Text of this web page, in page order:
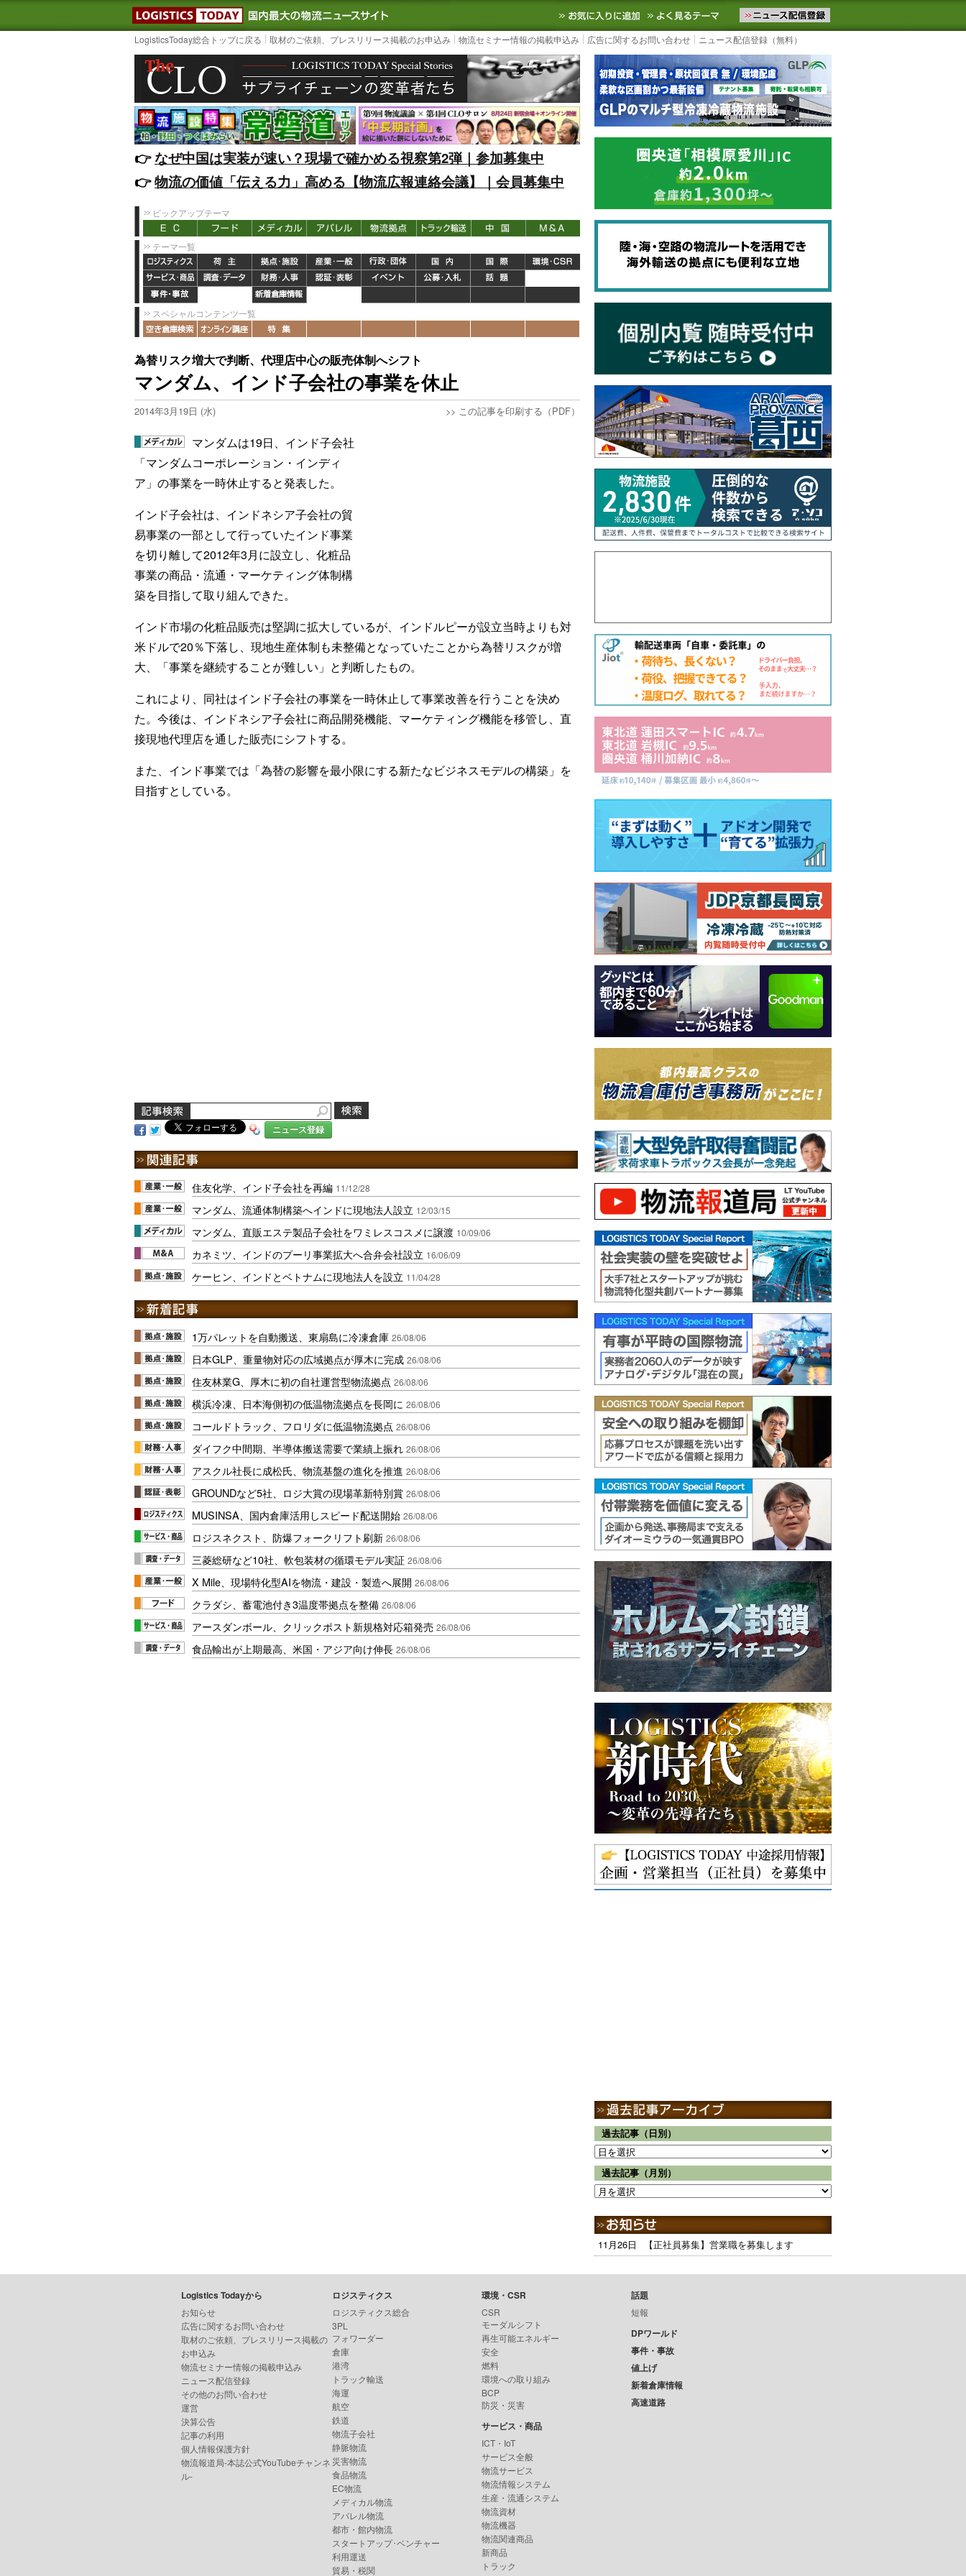
LOGISTICS TODAY｜国内最大の物流ニュースサイト3PL, SCMなど国内外の最新の物流ニュースをお届けします。物流ニュースメール配信を登録す
お気に入りに追加 よく見るテーマ
LogisticsToday総合トップに戻る 取材のご依頼、プレスリリース掲載のお申込み 物流セミナー情報の掲載申込み 広告に関するお問い合わせ ニュース配信登録（無料）
👉️なぜ中国は実装が速い？現場で確かめる視察第2弾｜参加募集中
👉️物流の価値「伝える力」高める【物流広報連絡会議】｜会員募集中
ピックアップテーマ
テーマ一覧
スペシャルコンテンツ一覧
為替リスク増大で判断、代理店中心の販売体制へシフト
マンダム、インド子会社の事業を休止
2014年3月19日 (水) >> この記事を印刷する（PDF）
マンダムは19日、インド子会社
「マンダムコーポレーション・インディ
ア」の事業を一時休止すると発表した。
インド子会社は、インドネシア子会社の貿
易事業の一部として行っていたインド事業
を切り離して2012年3月に設立し、化粧品
事業の商品・流通・マーケティング体制構
築を目指して取り組んできた。
インド市場の化粧品販売は堅調に拡大しているが、インドルピーが設立当時よりも対
米ドルで20％下落し、現地生産体制も未整備となっていたことから為替リスクが増
大、「事業を継続することが難しい」と判断したもの。
これにより、同社はインド子会社の事業を一時休止して事業改善を行うことを決め
た。今後は、インドネシア子会社に商品開発機能、マーケティング機能を移管し、直
接現地代理店を通した販売にシフトする。
また、インド事業では「為替の影響を最小限にする新たなビジネスモデルの構築」を
目指すとしている。
ニュース登録
住友化学、インド子会社を再編 11/12/28
マンダム、流通体制構築へインドに現地法人設立 12/03/15
マンダム、直販エステ製品子会社をワミレスコスメに譲渡 10/09/06
カネミツ、インドのプーリ事業拡大へ合弁会社設立 16/06/09
ケーヒン、インドとベトナムに現地法人を設立 11/04/28
1万パレットを自動搬送、東扇島に冷凍倉庫 26/08/06
日本GLP、重量物対応の広域拠点が厚木に完成 26/08/06
住友林業G、厚木に初の自社運営型物流拠点 26/08/06
横浜冷凍、日本海側初の低温物流拠点を長岡に 26/08/06
コールドトラック、フロリダに低温物流拠点 26/08/06
ダイフク中間期、半導体搬送需要で業績上振れ 26/08/06
アスクル社長に成松氏、物流基盤の進化を推進 26/08/06
GROUNDなど5社、ロジ大賞の現場革新特別賞 26/08/06
MUSINSA、国内倉庫活用しスピード配送開始 26/08/06
ロジスネクスト、防爆フォークリフト刷新 26/08/06
三菱総研など10社、軟包装材の循環モデル実証 26/08/06
X Mile、現場特化型AIを物流・建設・製造へ展開 26/08/06
クラダシ、蓄電池付き3温度帯拠点を整備 26/08/06
アースダンボール、クリックポスト新規格対応箱発売 26/08/06
食品輸出が上期最高、米国・アジア向け伸長 26/08/06
過去記事（日別）
過去記事（月別）
11月26日 【正社員募集】営業職を募集します
Logistics Todayから
お知らせ
広告に関するお問い合わせ
取材のご依頼、プレスリリース掲載の
お申込み
物流セミナー情報の掲載申込み
ニュース配信登録
その他のお問い合わせ
運営
決算公告
記事の利用
個人情報保護方針
物流報道局-本誌公式YouTubeチャンネ
ル-
ロジスティクス
ロジスティクス総合
3PL
フォワーダー
倉庫
港湾
トラック輸送
海運
航空
鉄道
物流子会社
静脈物流
災害物流
食品物流
EC物流
メディカル物流
アパレル物流
都市・館内物流
スタートアップ･ベンチャー
利用運送
貿易・税関
環境・CSR
CSR
モーダルシフト
再生可能エネルギー
安全
燃料
環境への取り組み
BCP
防災・災害
サービス・商品
ICT・IoT
サービス全般
物流サービス
物流情報システム
生産・流通システム
物流資材
物流機器
物流関連商品
新商品
トラック
話題
短報
DPワールド
事件・事故
値上げ
新着倉庫情報
高速道路